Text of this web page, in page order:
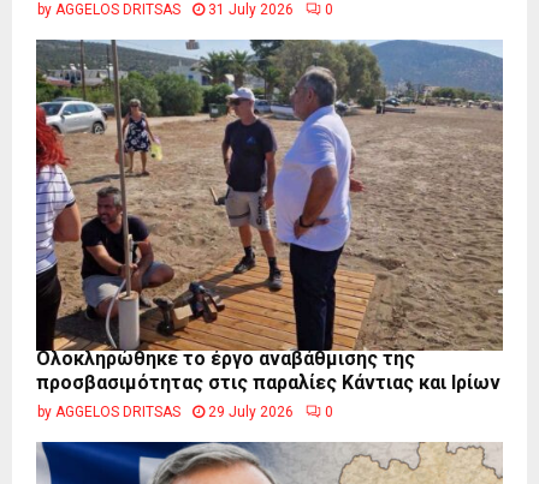
by AGGELOS DRITSAS 31 July 2026 0
Ολοκληρώθηκε το έργο αναβάθμισης της
προσβασιμότητας στις παραλίες Κάντιας και Ιρίων
by AGGELOS DRITSAS 29 July 2026 0